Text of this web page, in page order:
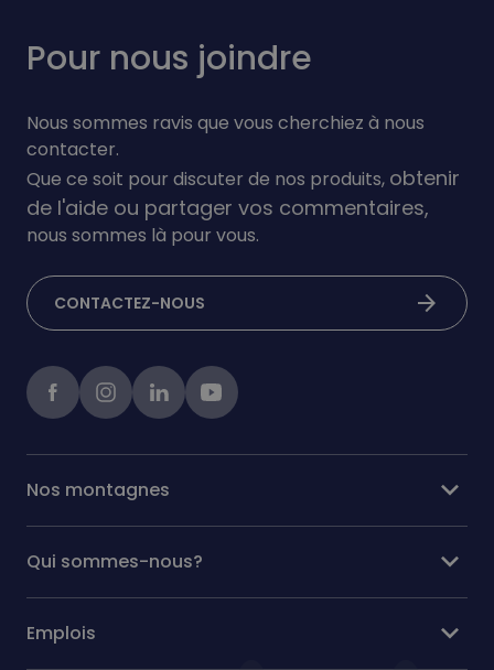
Pour nous joindre
Nous sommes ravis que vous cherchiez à nous
contacter.
Que ce soit pour discuter de nos produits, obtenir
de l'aide ou partager vos commentaires,
nous sommes là pour vous.
CONTACTEZ-NOUS arrow_forward
FacebookinstagramlinkedInYoutube
Nos montagnes expand_more
Qui sommes-nous? expand_more
Emplois expand_more